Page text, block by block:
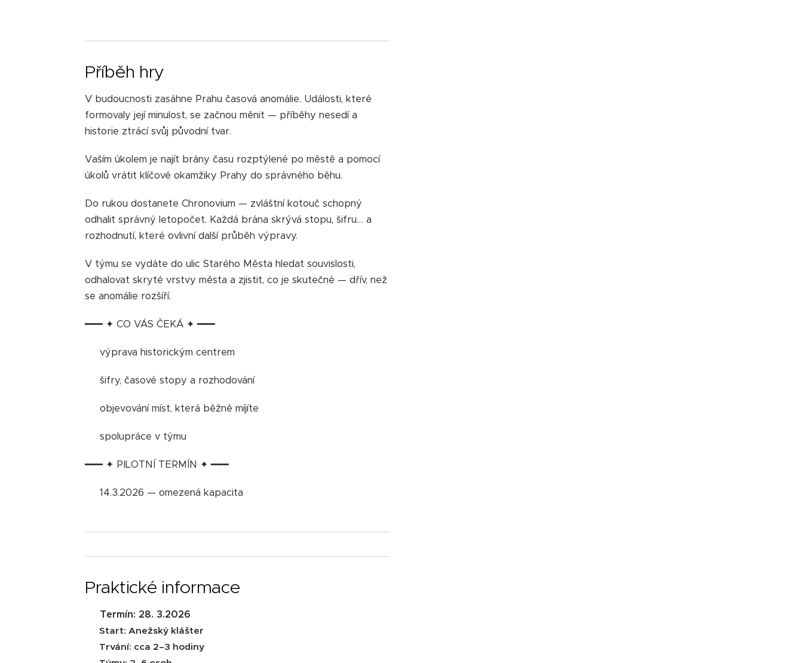
Příběh hry
V budoucnosti zasáhne Prahu časová anomálie. Události, které
formovaly její minulost, se začnou měnit — příběhy nesedí a
historie ztrácí svůj původní tvar.
Vaším úkolem je najít brány času rozptýlené po městě a pomocí
úkolů vrátit klíčové okamžiky Prahy do správného běhu.
Do rukou dostanete Chronovium — zvláštní kotouč schopný
odhalit správný letopočet. Každá brána skrývá stopu, šifru… a
rozhodnutí, které ovlivní další průběh výpravy.
V týmu se vydáte do ulic Starého Města hledat souvislosti,
odhalovat skryté vrstvy města a zjistit, co je skutečné — dřív, než
se anomálie rozšíří.
━━━ ✦ CO VÁS ČEKÁ ✦ ━━━
🗺 výprava historickým centrem
🧩 šifry, časové stopy a rozhodování
🔍 objevování míst, která běžně míjíte
🤝 spolupráce v týmu
━━━ ✦ PILOTNÍ TERMÍN ✦ ━━━
⏳ 14.3.2026 — omezená kapacita
Praktické informace
📅 Termín: 28. 3.2026
📍 Start: Anežský klášter
⏱ Trvání: cca 2–3 hodiny